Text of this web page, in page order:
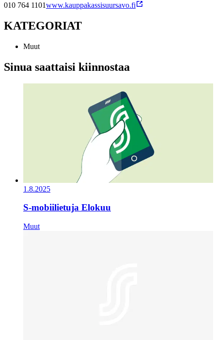
010 764 1101www.kauppakassisuursavo.fi
KATEGORIAT
Muut
Sinua saattaisi kiinnostaa
1.8.2025
S-mobiilietuja Elokuu
Muut